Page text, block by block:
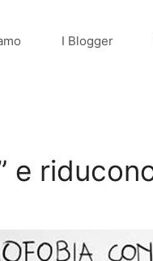
I Blogger
e